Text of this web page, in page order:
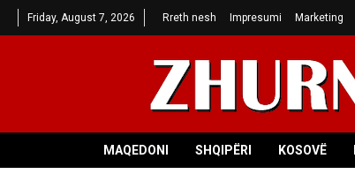
Friday, August 7, 2026 Rreth nesh Impresumi Marketing
MAQEDONI SHQIPËRI KOSOVË